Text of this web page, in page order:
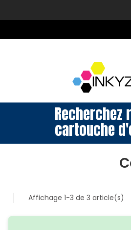
Recherchez
cartouche
Affichage 1-3 de 3 article(s)